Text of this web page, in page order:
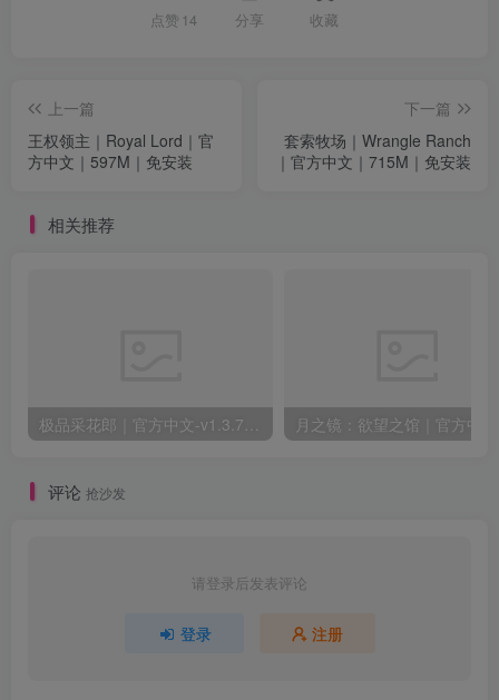
点赞 14 分享 收藏
上一篇
王权领主｜Royal Lord｜官
方中文｜597M｜免安装
下一篇
套索牧场｜Wrangle Ranch
｜官方中文｜715M｜免安装
相关推荐
极品采花郎｜官方中文-v1.3.7+满金币初始存档+通关存档｜7.11G｜免安装
评论 抢沙发
请登录后发表评论
登录 注册